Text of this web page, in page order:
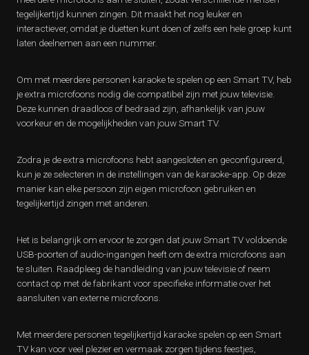
tegelijkertijd kunnen zingen. Dit maakt het nog leuker en
interactiever, omdat je duetten kunt doen of zelfs een hele groep kunt
laten deelnemen aan een nummer.
Om met meerdere personen karaoke te spelen op een Smart TV, heb
je extra microfoons nodig die compatibel zijn met jouw televisie.
Deze kunnen draadloos of bedraad zijn, afhankelijk van jouw
voorkeur en de mogelijkheden van jouw Smart TV.
Zodra je de extra microfoons hebt aangesloten en geconfigureerd,
kun je ze selecteren in de instellingen van de karaoke-app. Op deze
manier kan elke persoon zijn eigen microfoon gebruiken en
tegelijkertijd zingen met anderen.
Het is belangrijk om ervoor te zorgen dat jouw Smart TV voldoende
USB-poorten of audio-ingangen heeft om de extra microfoons aan
te sluiten. Raadpleeg de handleiding van jouw televisie of neem
contact op met de fabrikant voor specifieke informatie over het
aansluiten van externe microfoons.
Met meerdere personen tegelijkertijd karaoke spelen op een Smart
TV kan voor veel plezier en vermaak zorgen tijdens feestjes,